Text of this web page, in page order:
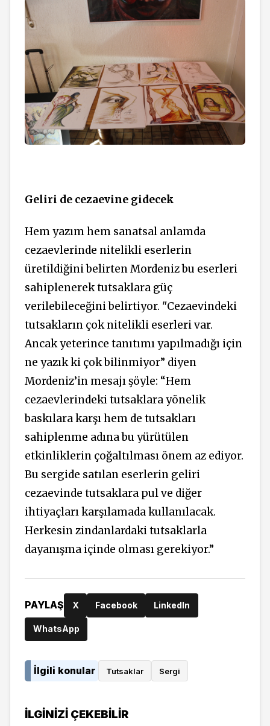
Geliri de cezaevine gidecek
Hem yazım hem sanatsal anlamda
cezaevlerinde nitelikli eserlerin
üretildiğini belirten Mordeniz bu eserleri
sahiplenerek tutsaklara güç
verilebileceğini belirtiyor. "Cezaevindeki
tutsakların çok nitelikli eserleri var.
Ancak yeterince tanıtımı yapılmadığı için
ne yazık ki çok bilinmiyor” diyen
Mordeniz’in mesajı şöyle: “Hem
cezaevlerindeki tutsaklara yönelik
baskılara karşı hem de tutsakları
sahiplenme adına bu yürütülen
etkinliklerin çoğaltılması önem az ediyor.
Bu sergide satılan eserlerin geliri
cezaevinde tutsaklara pul ve diğer
ihtiyaçları karşılamada kullanılacak.
Herkesin zindanlardaki tutsaklarla
dayanışma içinde olması gerekiyor.”
PAYLAŞ X Facebook LinkedIn
WhatsApp
İlgili konular Tutsaklar Sergi
İLGINIZI ÇEKEBILIR